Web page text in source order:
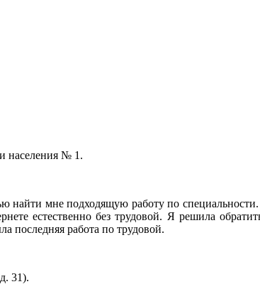
населения № 1.
мне подходящую работу по
естественно без трудовой. Я решила
последняя работа по трудовой.
31).